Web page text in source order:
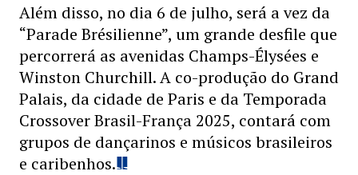
Além disso, no dia 6 de julho, será a vez da
“Parade Brésilienne”, um grande desfile que
percorrerá as avenidas Champs-Élysées e
Winston Churchill. A co-produção do Grand
Palais, da cidade de Paris e da Temporada
Crossover Brasil-França 2025, contará com
grupos de dançarinos e músicos brasileiros
e caribenhos.